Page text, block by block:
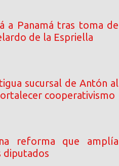
a Panamá tras toma de
de la Espriella
sucursal de Antón al
cooperativismo
reforma que amplía
diputados